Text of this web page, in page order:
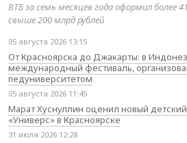
ВТБ за семь месяцев года оформил более
свыше 200 млрд рублей
05 августа 2026 13:15
От Красноярска до Джакарты: в
международный фестиваль,
педуниверситетом
05 августа 2026 11:45
Марат Хуснуллин оценил новый
«Универс» в Красноярске
31 июля 2026 12:28